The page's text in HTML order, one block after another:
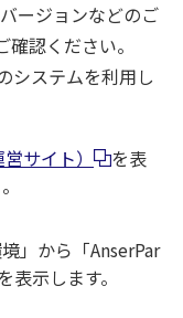
ージョンなどのご
認ください。
システムを利用し
サイト）
を表
」から「AnserPar
示します。